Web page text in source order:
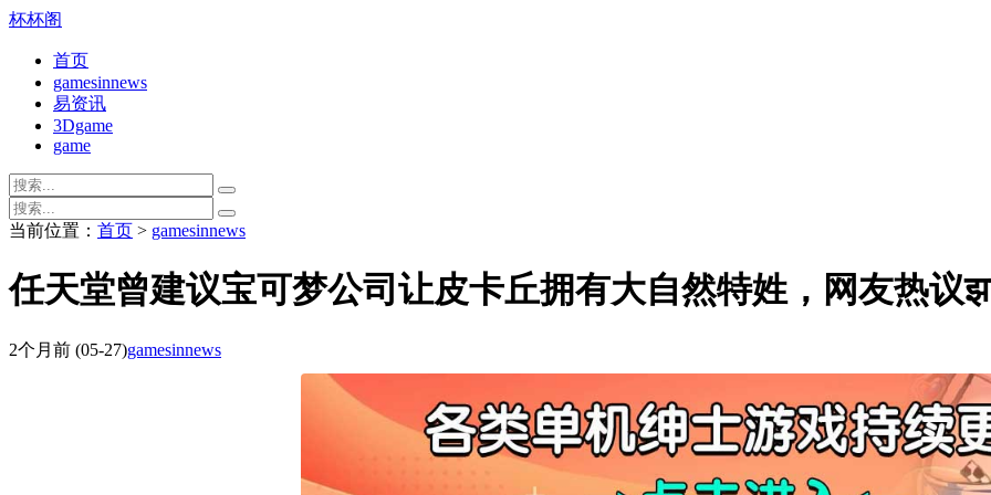
杯杯阁
首页
gamesinnews
易资讯
3Dgame
game
当前位置： 首页 > gamesinnews
任天堂曾建议宝可梦公司让皮卡丘拥有大自然特姓，网友热议
2个月前 (05-27)gamesinnews